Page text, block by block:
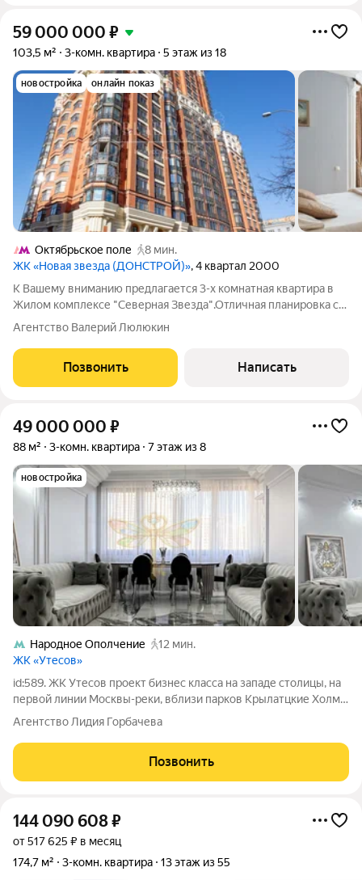
59 000 000 ₽
103,5 м² 3-комн. квартира 5 этаж из 18
новостройка онлайн показ
Октябрьское поле
8 мин.
ЖК «Новая звезда (ДОНСТРОЙ)», 4 квартал 2000
К Вашему вниманию предлагается 3-х комнатная квартира в
Жилом комплексе "Северная Звезда".Отличная планировка с
отдельными комнатами,большая гостинная с застекленным
балконом и отделенная от кухни,2 санузла. Дизайнерский
ремонт с экологически чистыми
Агентство Валерий Люлюкин
Позвонить Написать
49 000 000 ₽
88 м² 3-комн. квартира 7 этаж из 8
новостройка
Народное Ополчение
12 мин.
ЖК «Утесов»
id:589. ЖК Утесов проект бизнес класса на западе столицы, на
первой линии Москвы-реки, вблизи парков Крылатцкие Холмы
с горнолыжными склонами и велотрассой, Москворецкого
парка, уникального заповедника Серебряный бор с пляжами,
кафе и ресторанами.
Агентство Лидия Горбачева
Позвонить
144 090 608₽
от 517 625 ₽ в месяц
174,7 м²
3-комн. квартира 13 этаж из 55